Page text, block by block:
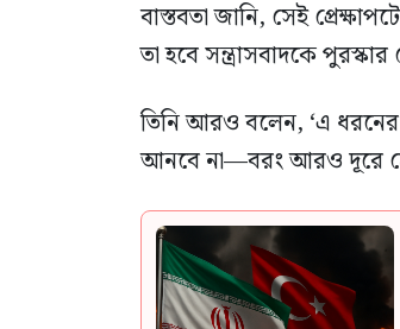
বাস্তবতা জানি, সেই
তা হবে সন্ত্রাসবাদকে
তিনি আরও বলেন, ‘এ ধরনের
আনবে না—বরং আরও দূরে